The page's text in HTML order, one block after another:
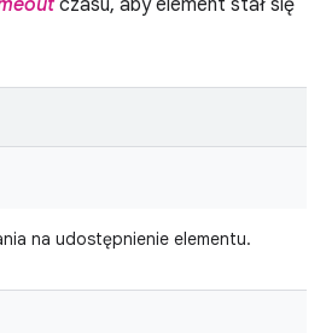
czasu, aby element stał się
na udostępnienie elementu.